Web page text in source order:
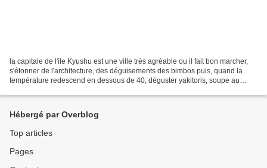
la capitale de l'ile Kyushu est une ville très agréable ou il fait bon marcher,
s'étonner de l'architecture, des déguisements des bimbos puis, quand la
température redescend en dessous de 40, déguster yakitoris, soupe au
Hébergé par Overblog
Top articles
Pages